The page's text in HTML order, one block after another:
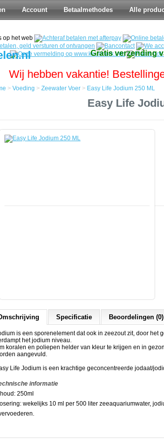
Account Betaalmethodes Alle
Gratis verzending
Wij hebben vakantie!
Voer
Easy
Life
> Voeding > Zeewater Voer > Easy Life Jodium 250 ML
Easy Life
Specificatie Beoordelingen (0)
is een sporenelement dat ook in zeezout zit, door het
het jodium niveau.
koralen en poliepen helder van kleur te krijgen en in
aangevuld.
Life Jodium is een krachtige geconcentreerde jodaat/
informatie
250ml
wekelijks 10 ml per 500 liter zeeaquariumwater,